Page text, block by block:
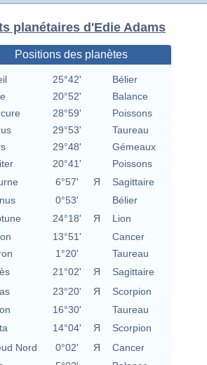
planétaires d'Edie Adams
Positions des planètes
25°42'
Bélier
20°52'
Balance
28°59'
Poissons
29°53'
Taureau
29°48'
Gémeaux
20°41'
Poissons
6°57' Я
Sagittaire
0°53'
Bélier
24°18' Я
Lion
13°51'
Cancer
1°20'
Taureau
21°02' Я
Sagittaire
23°20' Я
Scorpion
16°30'
Taureau
14°04' Я
Scorpion
Nord
0°02' Я
Cancer